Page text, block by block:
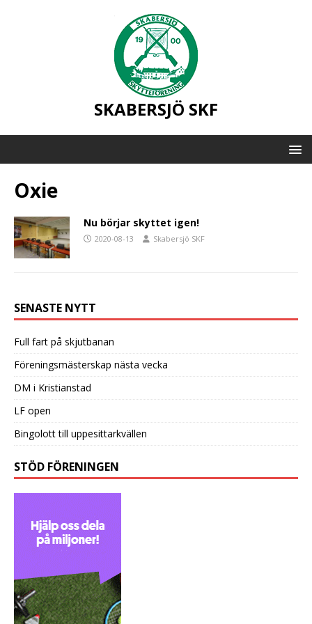
SKABERSJÖ SKF
Oxie
Nu börjar skyttet igen!
2020-08-13 Skabersjö SKF
SENASTE NYTT
Full fart på skjutbanan
Föreningsmästerskap nästa vecka
DM i Kristianstad
LF open
Bingolott till uppesittarkvällen
STÖD FÖRENINGEN